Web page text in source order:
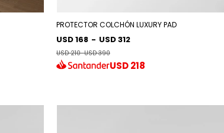
PROTECTOR COLCHÓN LUXURY PAD
USD 168 - USD 312
USD 210-USD 390
USD218